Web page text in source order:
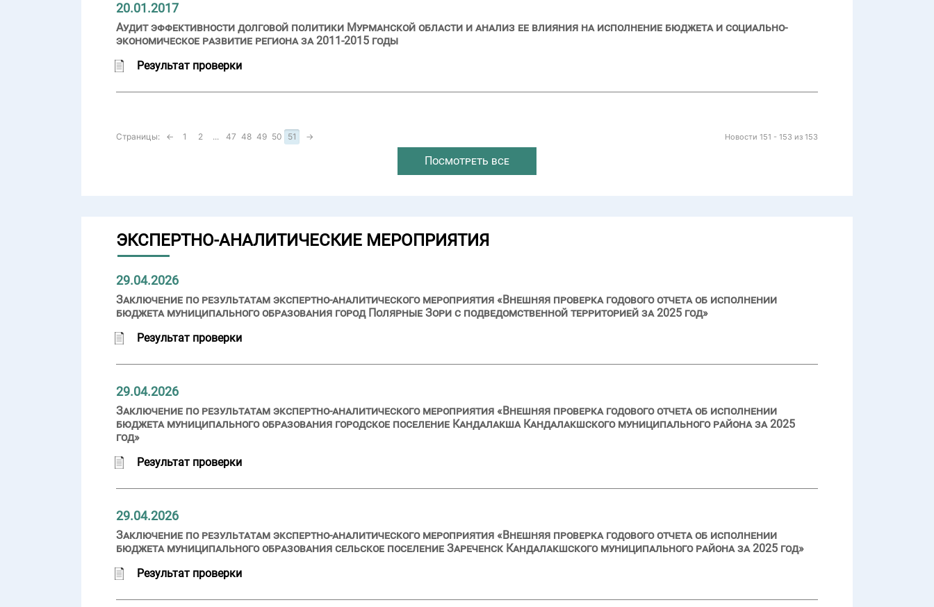
20.01.2017
Аудит эффективности долговой политики Мурманской области и анализ ее влияния на исполнение бюджета и социально-
экономическое развитие региона за 2011-2015 годы
Результат проверки
Новости 151 - 153 из 153
Страницы: ← 1 2 ... 47 48 49 50 51 →
Посмотреть все
ЭКСПЕРТНО-АНАЛИТИЧЕСКИЕ МЕРОПРИЯТИЯ
29.04.2026
Заключение по результатам экспертно-аналитического мероприятия «Внешняя проверка годового отчета об исполнении
бюджета муниципального образования город Полярные Зори с подведомственной территорией за 2025 год»
Результат проверки
29.04.2026
Заключение по результатам экспертно-аналитического мероприятия «Внешняя проверка годового отчета об исполнении
бюджета муниципального образования городское поселение Кандалакша Кандалакшского муниципального района за 2025
год»
Результат проверки
29.04.2026
Заключение по результатам экспертно-аналитического мероприятия «Внешняя проверка годового отчета об исполнении
бюджета муниципального образования сельское поселение Зареченск Кандалакшского муниципального района за 2025 год»
Результат проверки